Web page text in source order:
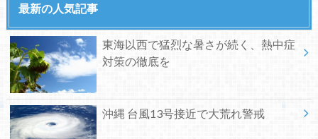
最新の人気記事
東海以西で猛烈な暑さが続く、熱中症
対策の徹底を
沖縄 台風13号接近で大荒れ警戒